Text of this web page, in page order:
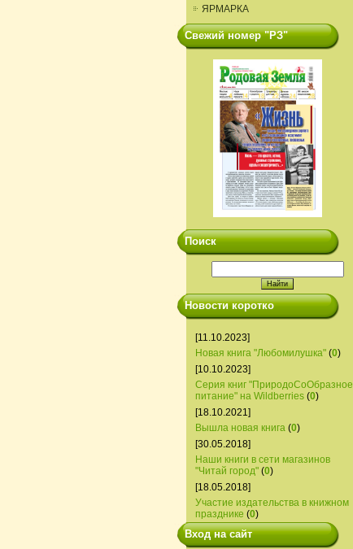
ЯРМАРКА
Свежий номер "РЗ"
Поиск
Новости коротко
[11.10.2023]
Новая книга "Любомилушка" (0)
[10.10.2023]
Серия книг "ПриродоСоОбразное
питание" на Wildberries (0)
[18.10.2021]
Вышла новая книга (0)
[30.05.2018]
Наши книги в сети магазинов
"Читай город" (0)
[18.05.2018]
Участие издательства в книжном
празднике (0)
Вход на сайт